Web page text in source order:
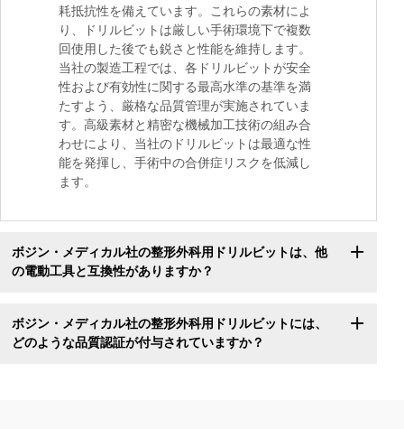
耗抵抗性を備えています。これらの素材によ
り、ドリルビットは厳しい手術環境下で複数
回使用した後でも鋭さと性能を維持します。
当社の製造工程では、各ドリルビットが安全
性および有効性に関する最高水準の基準を満
たすよう、厳格な品質管理が実施されていま
す。高級素材と精密な機械加工技術の組み合
わせにより、当社のドリルビットは最適な性
能を発揮し、手術中の合併症リスクを低減し
ます。
ボジン・メディカル社の整形外科用ドリルビットは、他
の電動工具と互換性がありますか？
ボジン・メディカル社の整形外科用ドリルビットには、
どのような品質認証が付与されていますか？